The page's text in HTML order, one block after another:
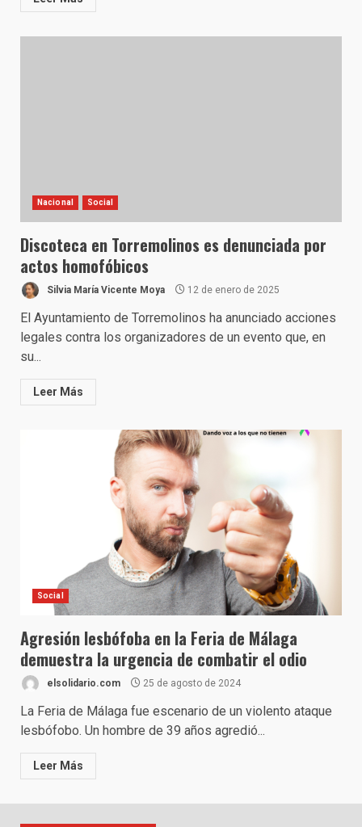
Nacional Social
Discoteca en Torremolinos es denunciada por
actos homofóbicos
Silvia María Vicente Moya 12 de enero de 2025
El Ayuntamiento de Torremolinos ha anunciado acciones
legales contra los organizadores de un evento que, en
su...
Leer Más
Social
Agresión lesbófoba en la Feria de Málaga
demuestra la urgencia de combatir el odio
elsolidario.com 25 de agosto de 2024
La Feria de Málaga fue escenario de un violento ataque
lesbófobo. Un hombre de 39 años agredió...
Leer Más